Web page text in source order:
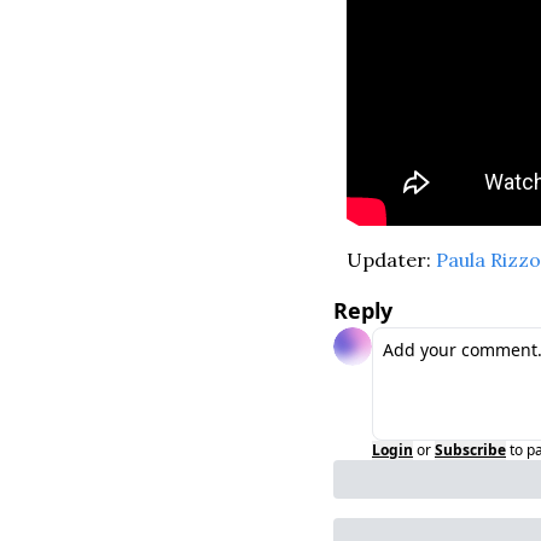
Updater: Paula Rizzo
Reply
Login orSubscribeto